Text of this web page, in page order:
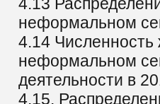
неформальном
4.14
неформальном
деятельности в
4.15.